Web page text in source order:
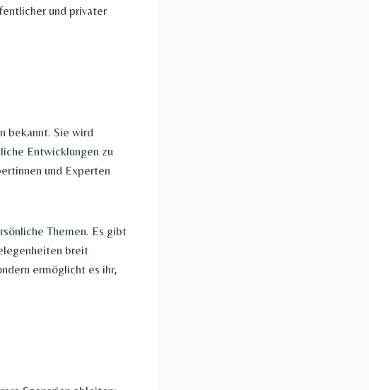
und privater
bekannt. Sie wird
Entwicklungen zu
und Experten
Themen. Es gibt
breit
ermöglicht es ihr,